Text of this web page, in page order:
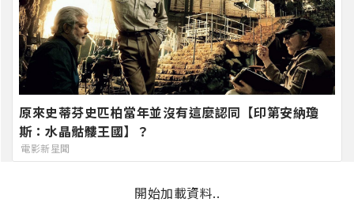
原來史蒂芬史匹柏當年並沒有這麼認同【印第安納瓊
斯：水晶骷髏王國】？
電影新星聞
開始加載資料..